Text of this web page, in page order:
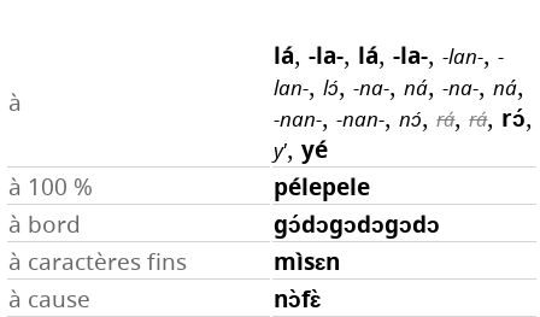
à
lá,-la-, lá,-la-,-lan-,-
lan-,lɔ́,-na-,ná,-na-,ná,
-nan-,-nan-,nɔ́,rá,rá, rɔ́,
y',yé
à 100 % pélepele
à bord gɔ́dɔgɔdɔgɔdɔ
à caractères fins mìsɛn
à cause nɔ̀fɛ̀